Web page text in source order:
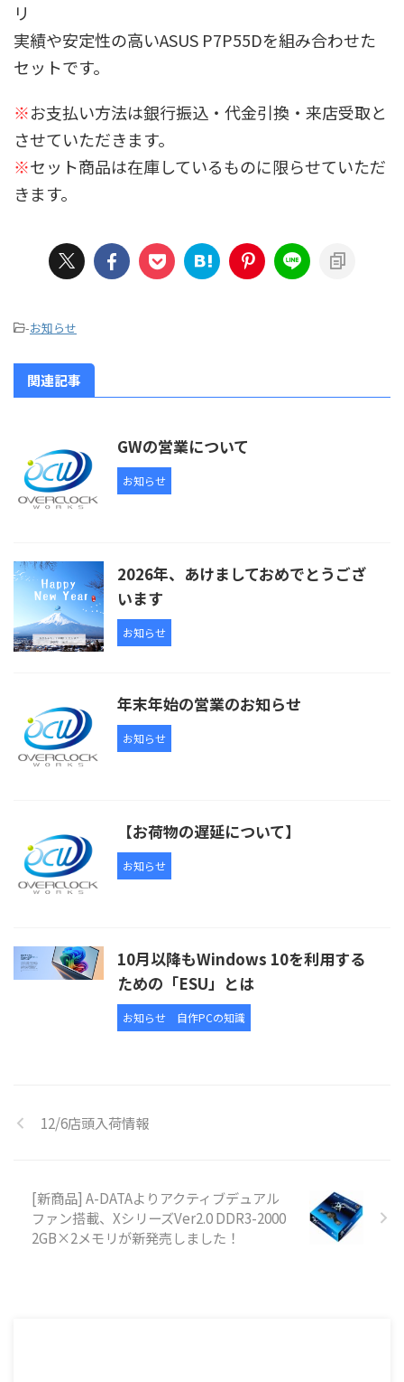
リ
実績や安定性の高いASUS P7P55Dを組み合わせた
セットです。
※お支払い方法は銀行振込・代金引換・来店受取と
させていただきます。
※セット商品は在庫しているものに限らせていただ
きます。
-お知らせ
関連記事
GWの営業について
お知らせ
2026年、あけましておめでとうござ
います
お知らせ
年末年始の営業のお知らせ
お知らせ
【お荷物の遅延について】
お知らせ
10月以降もWindows 10を利用する
ための「ESU」とは
お知らせ 自作PCの知識
12/6店頭入荷情報
[新商品] A-DATAよりアクティブデュアル
ファン搭載、XシリーズVer2.0 DDR3-2000
2GB×2メモリが新発売しました！